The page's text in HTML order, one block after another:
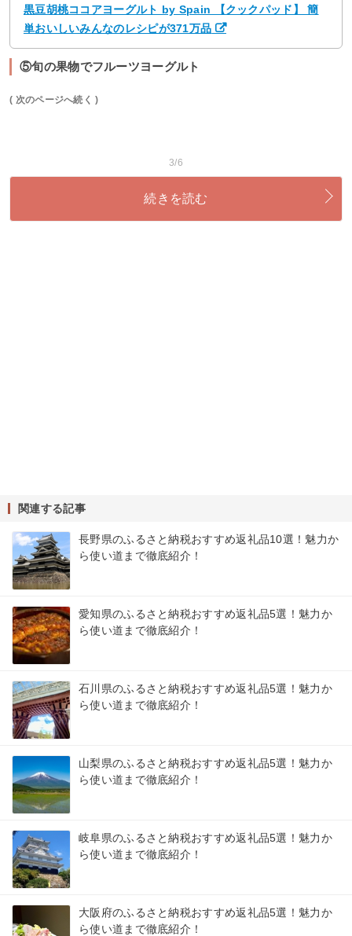
黒豆胡桃ココアヨーグルト by Spain 【クックパッド】 簡
単おいしいみんなのレシピが371万品
⑤旬の果物でフルーツヨーグルト
( 次のページへ続く )
3/6
続きを読む
関連する記事
長野県のふるさと納税おすすめ返礼品10選！魅力か
ら使い道まで徹底紹介！
愛知県のふるさと納税おすすめ返礼品5選！魅力か
ら使い道まで徹底紹介！
石川県のふるさと納税おすすめ返礼品5選！魅力か
ら使い道まで徹底紹介！
山梨県のふるさと納税おすすめ返礼品5選！魅力か
ら使い道まで徹底紹介！
岐阜県のふるさと納税おすすめ返礼品5選！魅力か
ら使い道まで徹底紹介！
大阪府のふるさと納税おすすめ返礼品5選！魅力か
ら使い道まで徹底紹介！